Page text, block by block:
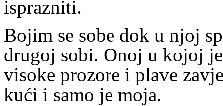
isprazniti.
Bojim se sobe dok u njoj
drugoj sobi. Onoj u kojoj
visoke prozore i plave
kući i samo je moja.